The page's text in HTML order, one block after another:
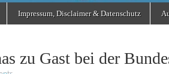
Impressum, Disclaimer & Datenschutz
zu Gast bei der